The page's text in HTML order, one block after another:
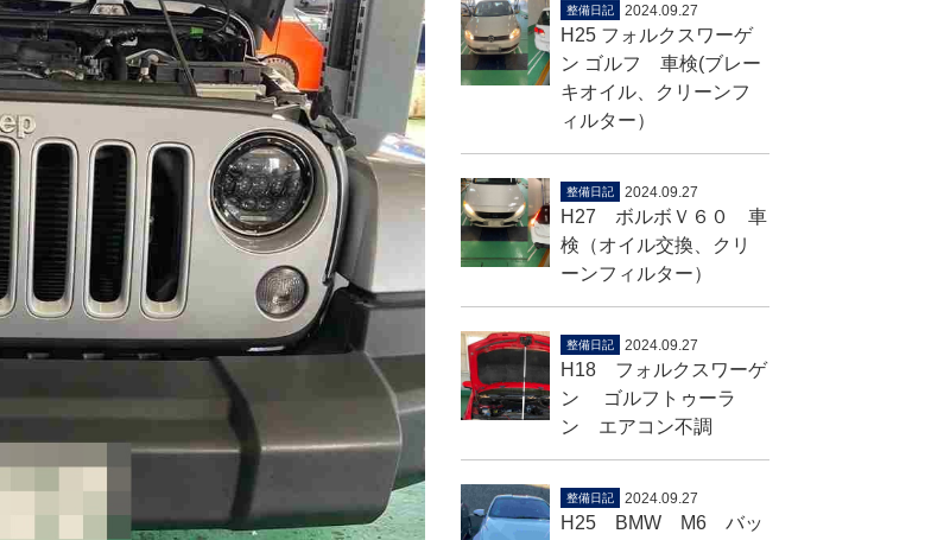
整備日記 2024.09.27
H25 フォルクスワーゲ
ン ゴルフ 車検(ブレー
キオイル、クリーンフ
ィルター）
整備日記 2024.09.27
H27 ボルボＶ６０ 車
検（オイル交換、クリ
ーンフィルター）
整備日記 2024.09.27
H18 フォルクスワーゲ
ン ゴルフトゥーラ
ン エアコン不調
整備日記 2024.09.27
H25 BMW M6 バッ